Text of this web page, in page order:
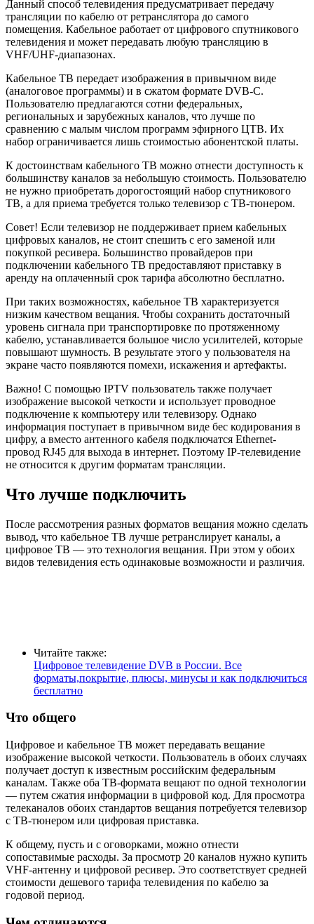
Данный способ телевидения предусматривает передачу
трансляции по кабелю от ретранслятора до самого
помещения. Кабельное работает от цифрового спутникового
телевидения и может передавать любую трансляцию в
VHF/UHF-диапазонах.
Кабельное ТВ передает изображения в привычном виде
(аналоговое программы) и в сжатом формате DVB-C.
Пользователю предлагаются сотни федеральных,
региональных и зарубежных каналов, что лучше по
сравнению с малым числом программ эфирного ЦТВ. Их
набор ограничивается лишь стоимостью абонентской платы.
К достоинствам кабельного ТВ можно отнести доступность к
большинству каналов за небольшую стоимость. Пользователю
не нужно приобретать дорогостоящий набор спутникового
ТВ, а для приема требуется только телевизор с ТВ-тюнером.
Совет! Если телевизор не поддерживает прием кабельных
цифровых каналов, не стоит спешить с его заменой или
покупкой ресивера. Большинство провайдеров при
подключении кабельного ТВ предоставляют приставку в
аренду на оплаченный срок тарифа абсолютно бесплатно.
При таких возможностях, кабельное ТВ характеризуется
низким качеством вещания. Чтобы сохранить достаточный
уровень сигнала при транспортировке по протяженному
кабелю, устанавливается большое число усилителей, которые
повышают шумность. В результате этого у пользователя на
экране часто появляются помехи, искажения и артефакты.
Важно! С помощью IPTV пользователь также получает
изображение высокой четкости и использует проводное
подключение к компьютеру или телевизору. Однако
информация поступает в привычном виде бес кодирования в
цифру, а вместо антенного кабеля подключатся Ethernet-
провод RJ45 для выхода в интернет. Поэтому IP-телевидение
не относится к другим форматам трансляции.
Что лучше подключить
После рассмотрения разных форматов вещания можно сделать
вывод, что кабельное ТВ лучше ретранслирует каналы, а
цифровое ТВ — это технология вещания. При этом у обоих
видов телевидения есть одинаковые возможности и различия.
Читайте также:
Цифровое телевидение DVB в России. Все
форматы,покрытие, плюсы, минусы и как подключиться
бесплатно
Что общего
Цифровое и кабельное ТВ может передавать вещание
изображение высокой четкости. Пользователь в обоих случаях
получает доступ к известным российским федеральным
каналам. Также оба ТВ-формата вещают по одной технологии
— путем сжатия информации в цифровой код. Для просмотра
телеканалов обоих стандартов вещания потребуется телевизор
с ТВ-тюнером или цифровая приставка.
К общему, пусть и с оговорками, можно отнести
сопоставимые расходы. За просмотр 20 каналов нужно купить
VHF-антенну и цифровой ресивер. Это соответствует средней
стоимости дешевого тарифа телевидения по кабелю за
годовой период.